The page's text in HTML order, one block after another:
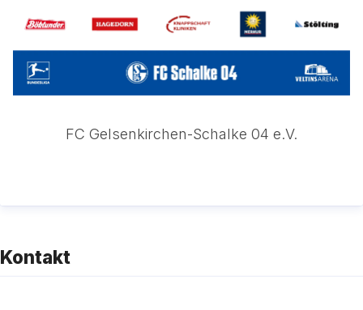
FC Gelsenkirchen-Schalke 04 e.V.
Kontakt